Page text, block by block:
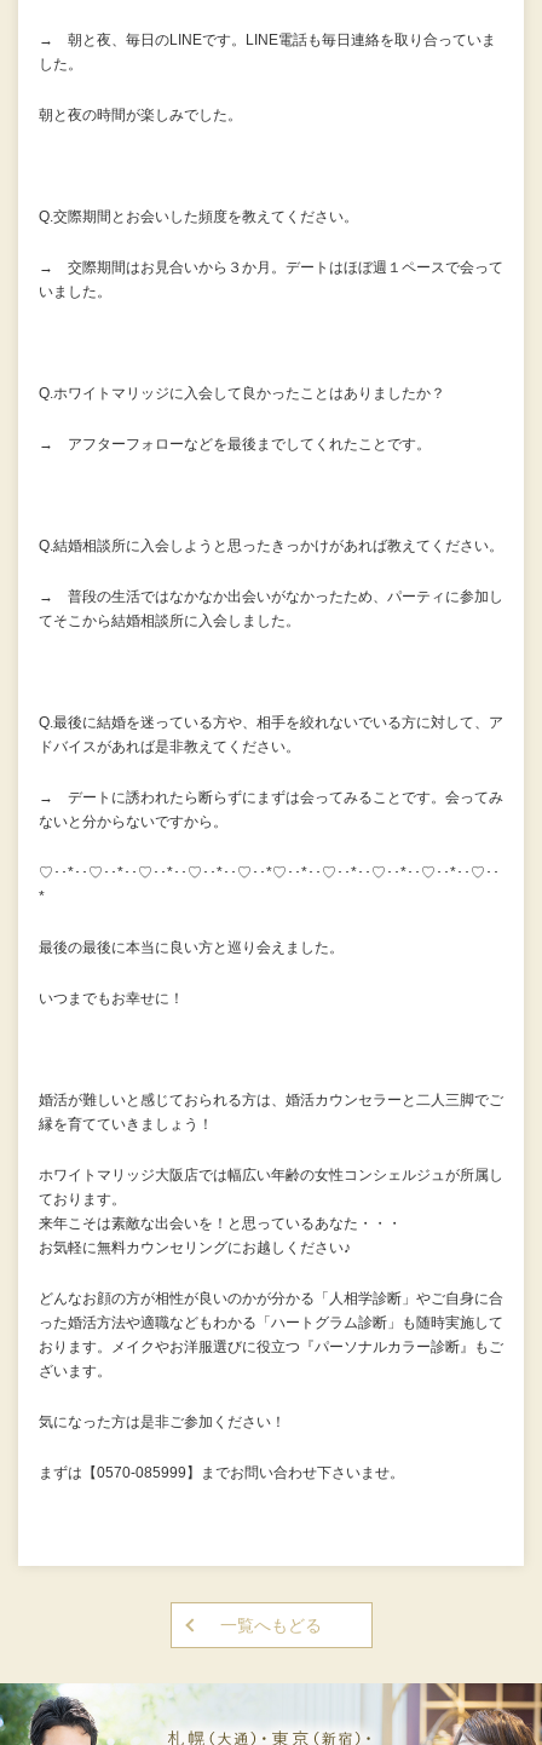
→ 朝と夜、毎日のLINEです。LINE電話も毎日連絡を取り合っていま
した。
朝と夜の時間が楽しみでした。
Q.交際期間とお会いした頻度を教えてください。
→ 交際期間はお見合いから３か月。デートはほぼ週１ペースで会って
いました。
Q.ホワイトマリッジに入会して良かったことはありましたか？
→ アフターフォローなどを最後までしてくれたことです。
Q.結婚相談所に入会しようと思ったきっかけがあれば教えてください。
→ 普段の生活ではなかなか出会いがなかったため、パーティに参加し
てそこから結婚相談所に入会しました。
Q.最後に結婚を迷っている方や、相手を絞れないでいる方に対して、ア
ドバイスがあれば是非教えてください。
→ デートに誘われたら断らずにまずは会ってみることです。会ってみ
ないと分からないですから。
♡･･*･･♡･･*･･♡･･*･･♡･･*･･♡･･*♡･･*･･♡･･*･･♡･･*･･♡･･*･･♡･･
*
最後の最後に本当に良い方と巡り会えました。
いつまでもお幸せに！
婚活が難しいと感じておられる方は、婚活カウンセラーと二人三脚でご
縁を育てていきましょう！
ホワイトマリッジ大阪店では幅広い年齢の女性コンシェルジュが所属し
ております。
来年こそは素敵な出会いを！と思っているあなた・・・
お気軽に無料カウンセリングにお越しください♪
どんなお顔の方が相性が良いのかが分かる「人相学診断」やご自身に合
った婚活方法や適職などもわかる「ハートグラム診断」も随時実施して
おります。メイクやお洋服選びに役立つ『パーソナルカラー診断』もご
ざいます。
気になった方は是非ご参加ください！
まずは【0570-085999】までお問い合わせ下さいませ。
一覧へもどる